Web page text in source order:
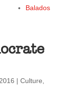
Balados
| Culture